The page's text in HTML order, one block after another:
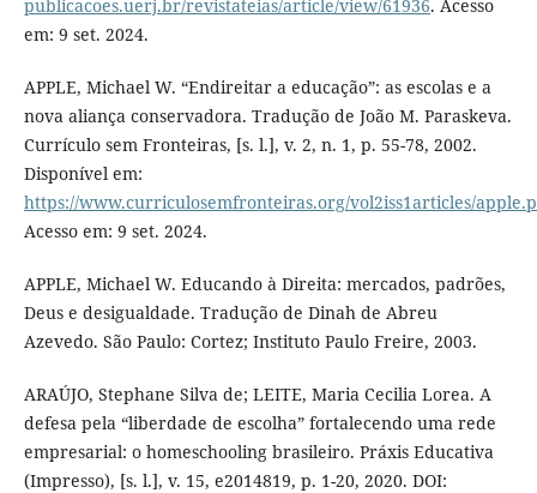
publicacoes.uerj.br/revistateias/article/view/61936. Acesso
em: 9 set. 2024.
APPLE, Michael W. “Endireitar a educação”: as escolas e a
nova aliança conservadora. Tradução de João M. Paraskeva.
Currículo sem Fronteiras, [s. l.], v. 2, n. 1, p. 55-78, 2002.
Disponível em:
https://www.curriculosemfronteiras.org/vol2iss1articles/
Acesso em: 9 set. 2024.
APPLE, Michael W. Educando à Direita: mercados, padrões,
Deus e desigualdade. Tradução de Dinah de Abreu
Azevedo. São Paulo: Cortez; Instituto Paulo Freire, 2003.
ARAÚJO, Stephane Silva de; LEITE, Maria Cecilia Lorea. A
defesa pela “liberdade de escolha” fortalecendo uma rede
empresarial: o homeschooling brasileiro. Práxis Educativa
(Impresso), [s. l.], v. 15, e2014819, p. 1-20, 2020. DOI: